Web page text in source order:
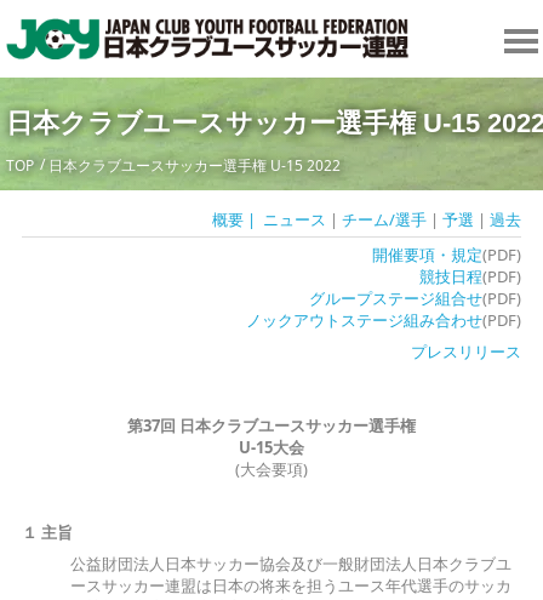
日本クラブユースサッカー選手権 U-15
TOP 日本クラブユースサッカー選手権 U-15 2022
概要| ニュース | チーム/選手| 予選 | 過去
開催要項・規定(PDF)
競技日程(PDF)
グループステージ組合せ(PDF)
ノックアウトステージ組み合わせ(PDF)
プレスリリース
第37回 日本クラブユースサッカー選手権
U-15大会
(大会要項)
１ 主旨
公益財団法人日本サッカー協会及び一般財団法人日本クラブユ
ースサッカー連盟は日本の将来を担うユース年代選手のサッカ